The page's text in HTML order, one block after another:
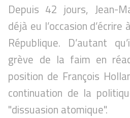
Depuis 42 jours, Jean-
déjà eu l’occasion
République. D’autant
grève de la faim en
position de François
continuation de la
"dissuasion atomique".